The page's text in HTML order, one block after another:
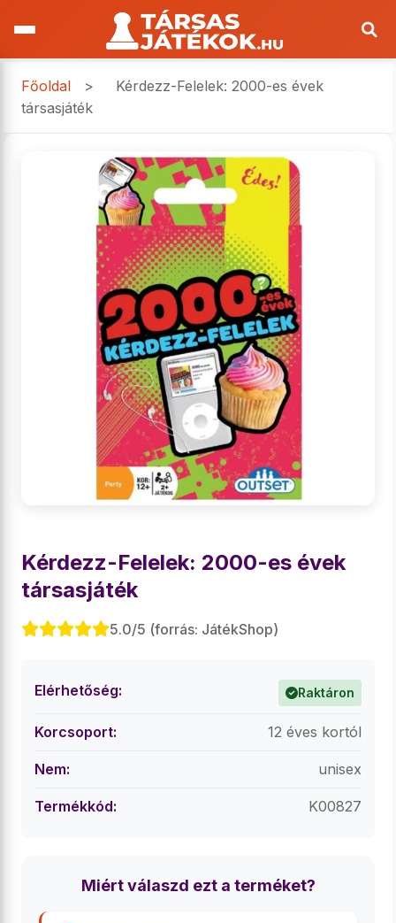
Főoldal >
Kérdezz-Felelek: 2000-es évek
társasjáték
Kérdezz-Felelek: 2000-es évek
társasjáték
5.0/5 (forrás: JátékShop)
Elérhetőség: Raktáron
Korcsoport: 12 éves kortól
Nem: unisex
Termékkód: K00827
Miért válaszd ezt a terméket?